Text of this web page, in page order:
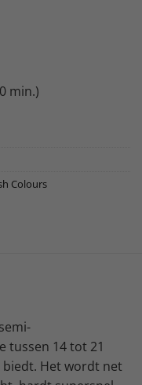
min.)
Colours
tussen 14 tot 21
biedt. Het wordt net